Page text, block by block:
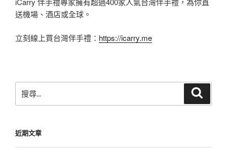
送機場、酒店或全球。
立刻線上買台灣伴手禮： https://icarry.me
尋
字:
近期文章